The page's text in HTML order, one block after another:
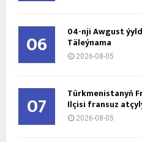
06 04-nji Awgust
Täleýnama
2026-08-05
07 Türkmenistanyň
Ilçisi fransuz
2026-08-05